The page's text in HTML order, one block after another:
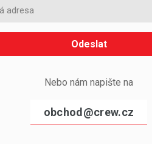
Odeslat
Nebo nám napište na
obchod@crew.cz